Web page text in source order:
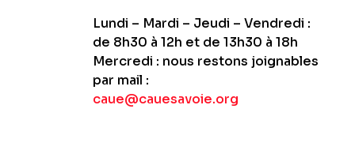
Lundi – Mardi – Jeudi – Vendredi :
de 8h30 à 12h et de 13h30 à 18h
Mercredi : nous restons joignables
par mail :
caue@cauesavoie.org